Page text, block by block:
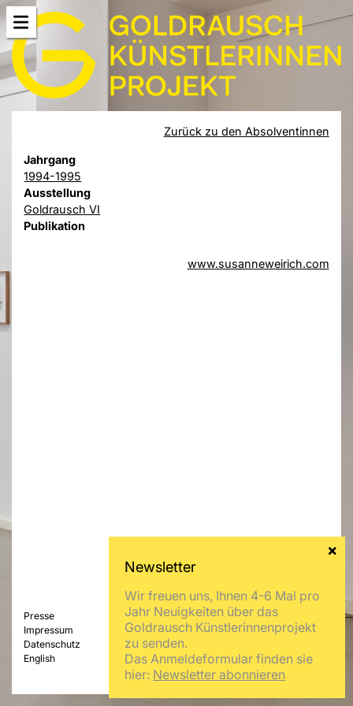
Zurück zu den Absolventinnen
Jahrgang
1994-1995
Ausstellung
Goldrausch VI
Publikation
www.susanneweirich.com
Presse
Impressum
Datenschutz
English
Wir freuen uns, Ihnen 4-6 Mal pro
Jahr Neuigkeiten über das
Goldrausch Künstlerinnenprojekt
zu senden.
Das Anmeldeformular finden sie
hier: Newsletter abonnieren